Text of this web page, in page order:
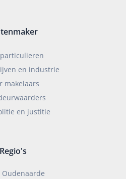
en industrie
makelaars
en justitie
Regio's
Oudenaarde